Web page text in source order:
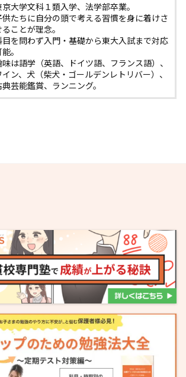
京大学文科１類入学、法学部卒業。
供たちに自分の頭で考える習慣を身に着けさ
ることが理念。
目を問わず入門・基礎から東大入試まで対応
。
味は語学（英語、ドイツ語、フランス語）、
イン、犬（柴犬・ゴールデンレトリバー）、
典芸能鑑賞、ランニング。